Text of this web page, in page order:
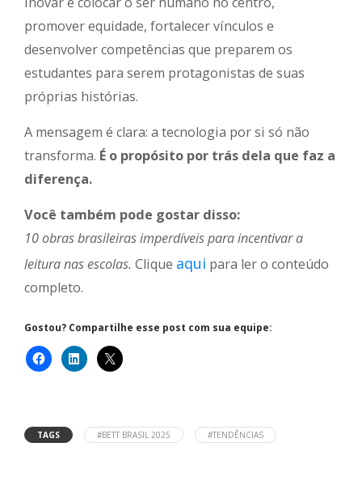
promover equidade, fortalecer vínculos e
desenvolver competências que preparem os
estudantes para serem protagonistas de suas
próprias histórias.
A mensagem é clara: a tecnologia por si só não
transforma. É o propósito por trás dela que faz a
diferença.
Você também pode gostar disso:
10 obras brasileiras imperdíveis para incentivar a
leitura nas escolas. Clique aqui para ler o conteúdo
completo.
Gostou? Compartilhe esse post com sua equipe:
TAGS #BETT BRASIL 2025 #TENDÊNCIAS